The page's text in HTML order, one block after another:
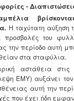
-
Η ταχύτατη αύξηση
προσβολές του
την περίοδο αυτή
στα σταφύλια.
αστάθεια
ΕΜΥ) αυξάνει τον
αυτή την
που έχει ήδη